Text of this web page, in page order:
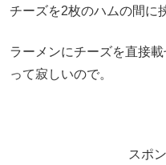
チーズを2枚のハムの間に
ラーメンにチーズを直接
って寂しいので。
スポ